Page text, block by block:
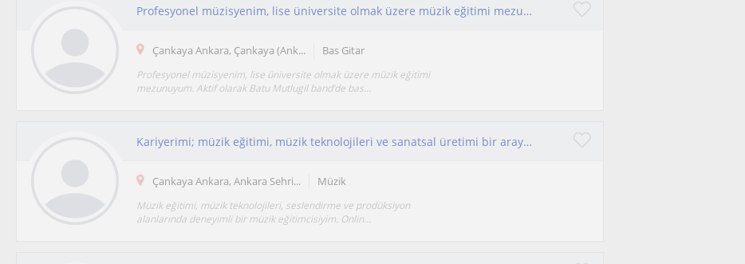
Profesyonel müzisyenim, lise üniversite olmak üzere müzik eğitimi mezunuyum. Aktif olarak Batu Mutlugil band’de bas gitaristim
Çankaya Ankara, Çankaya (Ank... Bas Gitar
Profesyonel müzisyenim, lise üniversite olmak üzere müzik eğitimi
mezunuyum. Aktif olarak Batu Mutlugil band’de bas...
Kariyerimi; müzik eğitimi, müzik teknolojileri ve sanatsal üretimi bir araya getiren çok disiplinli bir alan olarak tanımlıyorum.
Çankaya Ankara, Ankara Sehri... Müzik
Müzik eğitimi, müzik teknolojileri, seslendirme ve prodüksiyon
alanlarında deneyimli bir müzik eğitimcisiyim. Onlin...